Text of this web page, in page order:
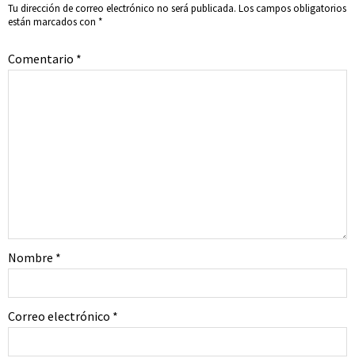
Tu dirección de correo electrónico no será publicada. Los campos obligatorios
están marcados con *
Comentario *
Nombre *
Correo electrónico *